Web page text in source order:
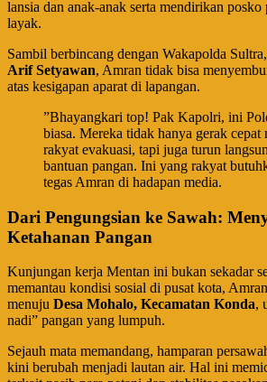
lansia dan anak-anak serta mendirikan posko
layak.
​Sambil berbincang dengan Wakapolda Sultra,
Arif Setyawan, Amran tidak bisa
atas kesigapan aparat di lapangan.
​”Bhayangkari top! Pak Kapolri, ini
biasa. Mereka tidak hanya gerak cepat
rakyat evakuasi, tapi juga turun
bantuan pangan. Ini yang rakyat
tegas Amran di hadapan media.
Dari Pengungsian ke Sawah:
Ketahanan Pangan
​Kunjungan kerja Mentan ini bukan sekadar
memantau kondisi sosial di pusat kota,
menuju Desa Mohalo, Kecamatan Konda,
nadi” pangan yang lumpuh.
​Sejauh mata memandang, hamparan
kini berubah menjadi lautan air. Hal ini